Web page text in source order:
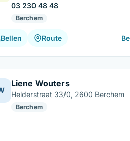
03 230 48 48
Berchem
Bellen Route
Liene Wouters
Helderstraat 33/0, 2600 Berchem
Berchem